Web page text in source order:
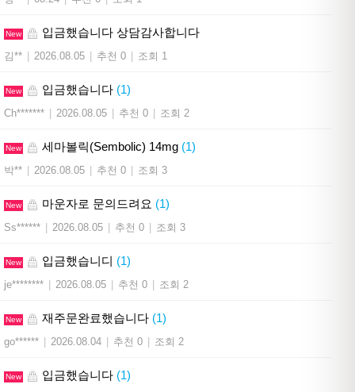
New 입금했습니다 상담감사합니다
김** 2026.08.05 추천 0 조회 1
New 입금했습니다 (1)
Ch******* 2026.08.05 추천 0 조회 2
New 세마볼릭(Sembolic) 14mg (1)
박** 2026.08.05 추천 0 조회 3
New 마운자로 문의드려요 (1)
Ss****** 2026.08.05 추천 0 조회 3
New 입금했습니디 (1)
je******** 2026.08.05 추천 0 조회 2
New 재주문완료했습니다 (1)
go****** 2026.08.04 추천 0 조회 2
New 입금했습니다 (1)